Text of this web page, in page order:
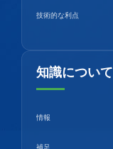
技術的な利点
知識について
情報
補足